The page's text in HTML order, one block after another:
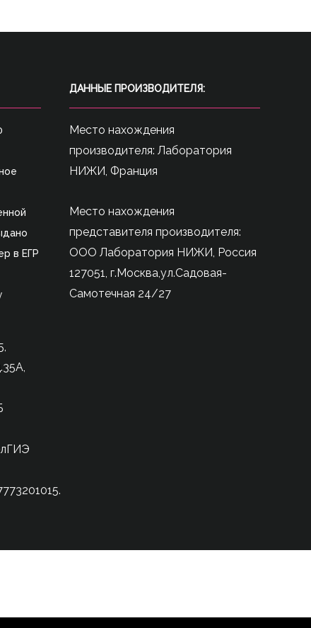
в ЕГР
ДАННЫЕ ПРОИЗВОДИТЕЛЯ:
Место нахождения
производителя: Лаборатория
НИЖИ, Франция
Место нахождения
представителя производителя:
ООО Лаборатория НИЖИ, Россия
127051, г.Москва,ул.Садовая-
Самотечная 24/27